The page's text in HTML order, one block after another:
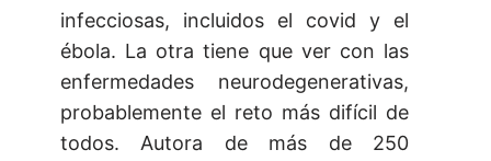
infecciosas, incluidos el covid y el
ébola. La otra tiene que ver con las
enfermedades neurodegenerativas,
probablemente el reto más difícil de
todos. Autora de más de 250